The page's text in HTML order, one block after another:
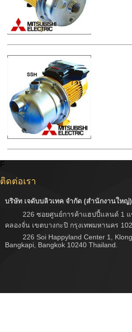
F
ติดต่อเรา
บริษัท เจดับบลิวเทค จำกัด (สำนักงานใหญ่)
226 ซอยศูนย์การค้าแฮปปี้แลนด์ 1 แ
คลองจั่น เขตบางกะปิ กรุงเทพมหานคร
226 Soi Happyland Center 1,
Bangkapi, Bangkok 10240 Thailand.